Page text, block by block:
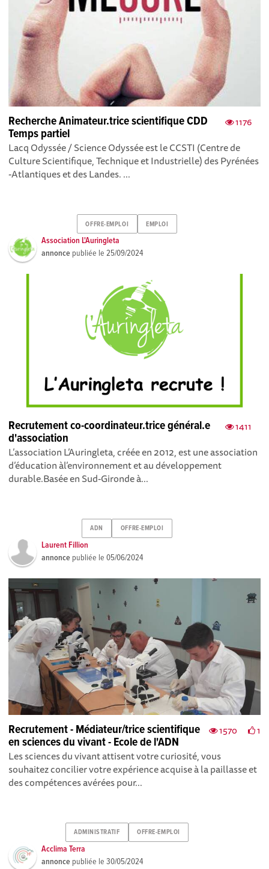
1176
Recherche Animateur.trice scientifique CDD
Temps partiel
Lacq Odyssée / Science Odyssée est le CCSTI (Centre de
Culture Scientifique, Technique et Industrielle) des Pyrénées
-Atlantiques et des Landes. ...
OFFRE-EMPLOI EMPLOI
Association L'Auringleta
annonce publiée le25/09/2024
1411
Recrutement co-coordinateur.trice général.e
d'association
L’association L’Auringleta, créée en 2012, est une association
d’éducation àl’environnement et au développement
durable.Basée en Sud-Gironde à...
ADN OFFRE-EMPLOI
Laurent Fillion
annonce publiée le05/06/2024
1570 1
Recrutement - Médiateur/trice scientifique
en sciences du vivant - Ecole de l'ADN
Les sciences du vivant attisent votre curiosité, vous
souhaitez concilier votre expérience acquise à la paillasse et
des compétences avérées pour...
ADMINISTRATIF OFFRE-EMPLOI
Acclima Terra
annonce publiée le30/05/2024